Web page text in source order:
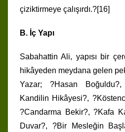
çiziktirmeye çalışırdı.?[16]
B. İç Yapı
Sabahattin Ali, yapısı bir
hikâyeden meydana gelen
Yazar; ?Hasan
Kandilin Hikâyesi?,
?Candarma Bekir?, ?Kafa
Duvar?, ?Bir Mesleğin